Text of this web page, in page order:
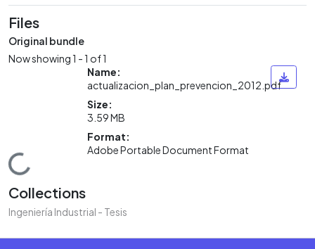
Files
Original bundle
Now showing1 - 1 of 1
Name:
actualizacion_plan_prevencion_2012.pdf
Size:
3.59 MB
Format:
Adobe Portable Document Format
Collections
Ingeniería Industrial - Tesis